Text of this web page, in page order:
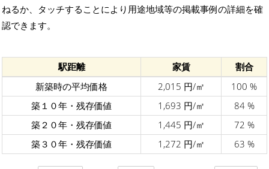
ねるか、タッチすることにより用途地域等の掲載事例の詳細を確
認できます。
駅距離 家賃
割合
新築時の平均価格
2,015 円/㎡
100 %
築１０年・残存価値
1,693 円/㎡
84 %
築２０年・残存価値
1,445 円/㎡
72 %
築３０年・残存価値
1,272 円/㎡ 63 %